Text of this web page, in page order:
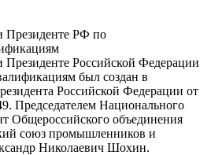
Президенте РФ по
Российской Федерации
был создан в
Российской Федерации от
Председателем Национального
Общероссийского объединения
союз промышленников и
Николаевич Шохин.